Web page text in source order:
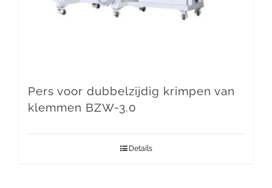
Pers voor dubbelzijdig krimpen van
klemmen BZW-3.0
Details